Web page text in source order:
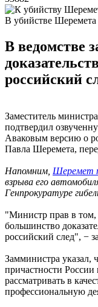
В убийстве
В ведомстве
российский
Заместитель
подтвердил
Аваковым версию о
Павла Шеремета,
Напомним, Шеремет
взрыва его
Генпрокуратуре
"Министр прав в том,
большинство
российский след", −
Замминистра указал,
причастности России
рассматривать в
профессиональную